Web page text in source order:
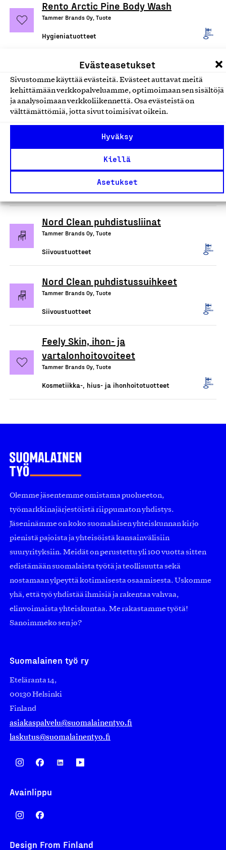
Evästeasetukset
Sivustomme käyttää evästeitä. Evästeet auttavat meitä
kehittämään verkkopalveluamme, optimoimaan sen sisältöjä
ja analysoimaan verkkoliikennettä. Osa evästeistä on
välttämättömiä, jotta sivut toimisivat oikein.
Hyväksy
Kiellä
Asetukset
Rento Arctic Pine Body Wash
Tammer Brands Oy, Tuote
Hygieniatuotteet
Rento Pisara saunakiulu ja -
kauha
Tammer Brands Oy, Tuote
Saunat, saunatuotteet, paljut ja uima-
RentoSauna -saunatuotesarja
Tammer Brands Oy, Tuote
Saunat, saunatuotteet, paljut ja uima-
altaat
Nord Clean puhdistusliinat
Tammer Brands Oy, Tuote
Siivoustuotteet
Nord Clean puhdistussuihkeet
Tammer Brands Oy, Tuote
Siivoustuotteet
Feely Skin, ihon- ja
vartalonhoitovoiteet
Tammer Brands Oy, Tuote
Kosmetiikka-, hius- ja ihonhoitotuotteet
Olemme jäsentemme omistama puolueeton,
työmarkkinajärjestöistä riippumaton yhdistys.
Jäseninämme on koko suomalaisen yhteiskunnan kirjo
pienistä pajoista ja yhteisöistä kansainvälisiin
suuryrityksiin. Meidät on perustettu yli 100 vuotta sitten
edistämään suomalaista työtä ja teollisuutta sekä
nostamaan ylpeyttä kotimaisesta osaamisesta. Uskomme
yhä, että työ yhdistää ihmisiä ja rakentaa vahvaa,
elinvoimaista yhteiskuntaa. Me rakastamme työtä!
Sanoimmeko sen jo?
Suomalainen työ ry
Eteläranta 14,
00130 Helsinki
Finland
asiakaspalvelu@suomalainentyo.fi
laskutus@suomalainentyo.fi
Avainlippu
Design From Finland